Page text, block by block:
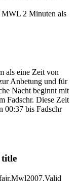
MWL 2 Minuten als
als eine Zeit von
Anbetung und für
Nacht beginnt mit
Fadschr. Diese Zeit
00:37 bis Fadschr